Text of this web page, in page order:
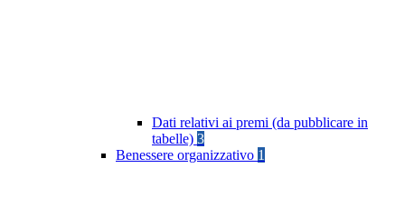
Dati relativi ai premi (da pubblicare in
tabelle) 3
Benessere organizzativo 1